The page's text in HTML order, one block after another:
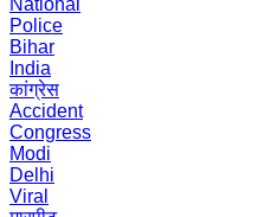
National
Police
Bihar
India
कांग्रेस
Accident
Congress
Modi
Delhi
Viral